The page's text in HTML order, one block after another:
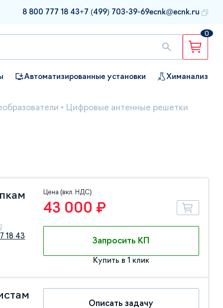
8 800 777 18 43+7 (499) 703-39-69ecnk@ecnk.ru
0
Автоматизированные установки Химанализ
• Цифровые антенные решетки
18 43
Цена (вкл. НДС)
43 000 ₽
Запросить КП
Купить в 1 клик
Описать задачу